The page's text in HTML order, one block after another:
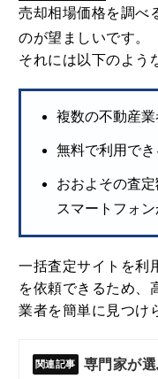
売却相場価格を調べ
のが望ましいです。
それには以下のよう
複数の不動産
無料で利用でき
おおよその査
スマートフォ
一括査定サイトを利
を依頼できるため、
業者を簡単に見つけ
専門家が